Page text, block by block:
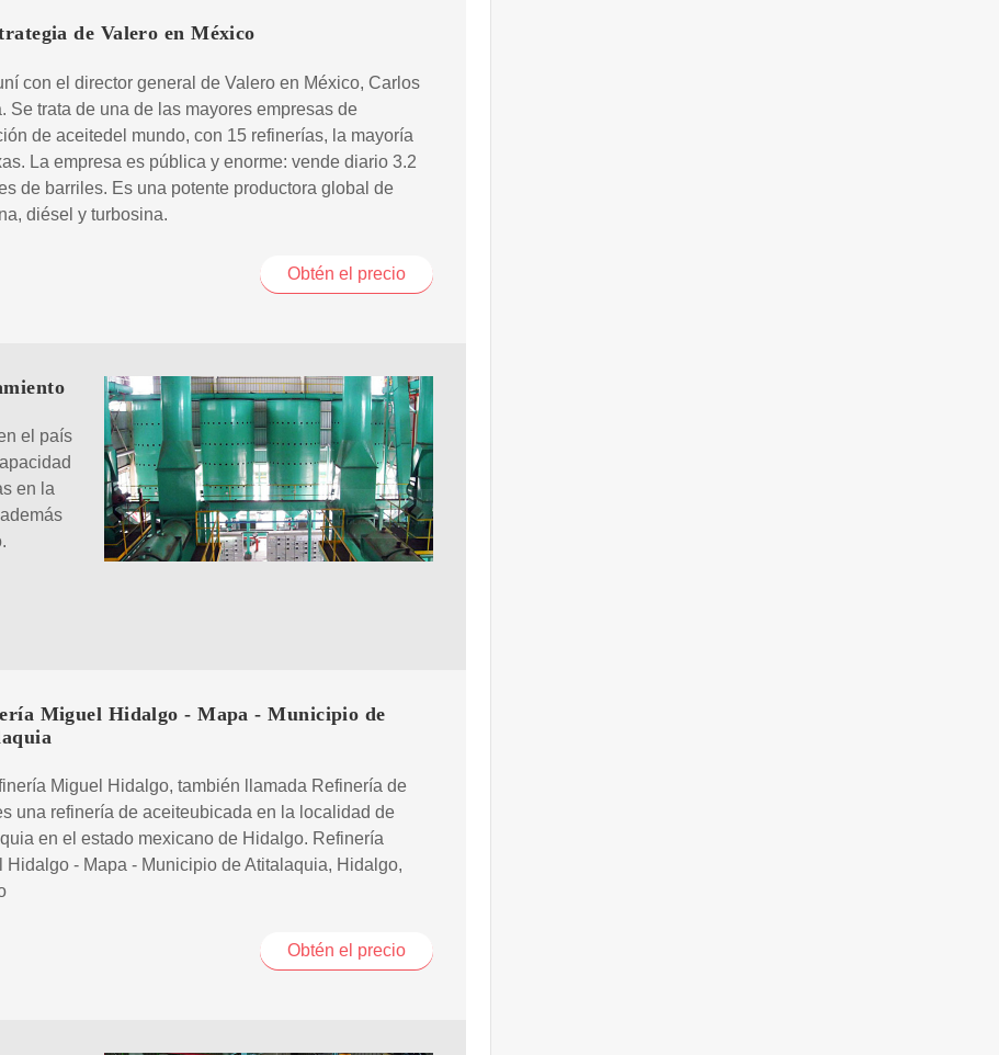
de Valero en México
con el director general de Valero en México, Carlos
Se trata de una de las mayores empresas de
de aceitedel mundo, con 15 refinerías, la mayoría
La empresa es pública y enorme: vende diario 3.2
de barriles. Es una potente productora global de
diésel y turbosina.
Obtén el precio
el país
en la
Miguel Hidalgo - Mapa - Municipio de
Miguel Hidalgo, también llamada Refinería de
una refinería de aceiteubicada en la localidad de
en el estado mexicano de Hidalgo. Refinería
Hidalgo - Mapa - Municipio de Atitalaquia, Hidalgo,
Obtén el precio